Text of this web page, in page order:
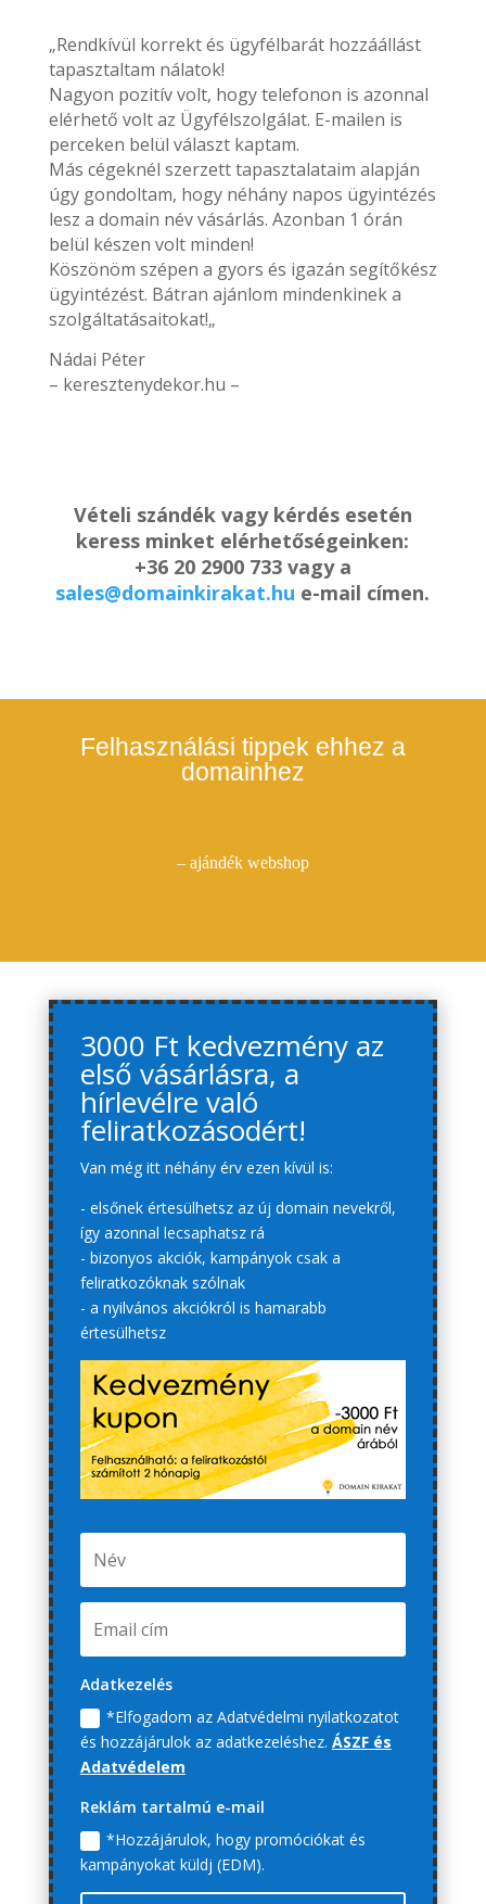
„Rendkívül korrekt és ügyfélbarát hozzáállást
tapasztaltam nálatok!
Nagyon pozitív volt, hogy telefonon is azonnal
elérhető volt az Ügyfélszolgálat. E-mailen is
perceken belül választ kaptam.
Más cégeknél szerzett tapasztalataim alapján
úgy gondoltam, hogy néhány napos ügyintézés
lesz a domain név vásárlás. Azonban 1 órán
belül készen volt minden!
Köszönöm szépen a gyors és igazán segítőkész
ügyintézést. Bátran ajánlom mindenkinek a
szolgáltatásaitokat!„
Nádai Péter
– keresztenydekor.hu –
Vételi szándék vagy kérdés esetén
keress minket elérhetőségeinken:
+36 20 2900 733 vagy a
sales@domainkirakat.hu e-mail címen.
Felhasználási tippek ehhez a
domainhez
– ajándék webshop
3000 Ft kedvezmény az
első vásárlásra, a
hírlevélre való
feliratkozásodért!
Van még itt néhány érv ezen kívül is:
- elsőnek értesülhetsz az új domain nevekről,
így azonnal lecsaphatsz rá
- bizonyos akciók, kampányok csak a
feliratkozóknak szólnak
- a nyilvános akciókról is hamarabb
értesülhetsz
Adatkezelés
*Elfogadom az Adatvédelmi nyilatkozatot
és hozzájárulok az adatkezeléshez. ÁSZF és
Adatvédelem
Reklám tartalmú e-mail
*Hozzájárulok, hogy promóciókat és
kampányokat küldj (EDM).